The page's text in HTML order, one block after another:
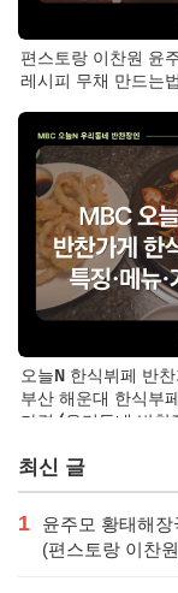
편스토랑 이찬원 윤
레시피 무채 만드는법
오늘N 한식뷔페 반
부산 해운대 한식부페
가격 (우리동네 반찬
최신 글
1
윤주모 황태해
(편스토랑 이찬